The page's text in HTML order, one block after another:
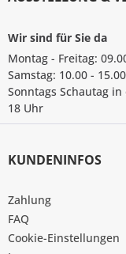
Wir sind für Sie da
Montag - Freitag:
Samstag: 10.00 -
Sonntags Schautag
18 Uhr
KUNDENINFOS
Zahlung
FAQ
Cookie-Einstellungen